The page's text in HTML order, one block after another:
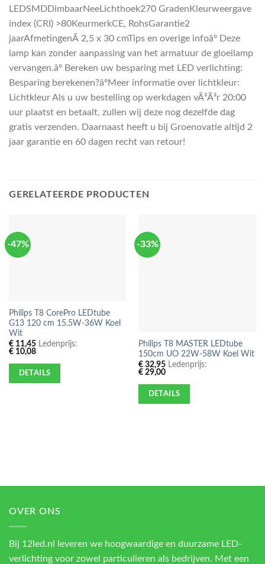
LEDSMDDimbaarNeeLichthoek270 GradenKleurweergave
index (CRI) >80KeurmerkCE, RohsGarantie2
jaarAfmetingenÃ 2,5 x 30 cmTips en overige infoâº Deze
lamp kan zonder aanpassing van het armatuur de gloeilamp
vervangen.âº Bereken uw besparing met LED verlichting:
Besparing berekenen?âºMeer informatie over lichtkleur:
Lichtkleur Als u uw bestelling op werkdagen vÃ³Ã³r 20:00
uur plaatst en betaalt, zullen wij deze nog dezelfde dag
gratis verzenden. Daarnaast heeft u bij Groenovatie altijd 2
jaar garantie en 60 dagen recht van retour!
GERELATEERDE PRODUCTEN
-47%
Philips T8 CorePro LEDtube
G13 120 cm 15.5W-36W Koel
Wit
€11,45Ledenprijs:
€10,08
DETAILS
-33%
Philips T8 MASTER LEDtube
150cm UO 22W-58W Koel Wit
€32,95Ledenprijs:
€29,00
DETAILS
OVER ONS
Bij 12led.nl leveren we hoogwaardige en duurzame LED-
verlichting voor zowel particulieren als bedrijven. Met een